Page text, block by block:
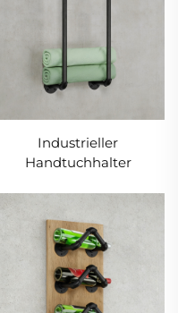
Industrieller
Handtuchhalter